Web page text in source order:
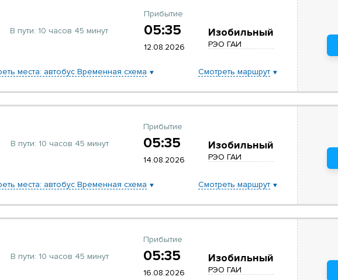
В пути: 10 часов 45 минут
Прибытие
05:35
12.08.2026
Изобильный
РЭО ГАИ
места: автобус Временная схема Смотреть маршрут
В пути: 10 часов 45 минут
Прибытие
05:35
14.08.2026
Изобильный
РЭО ГАИ
места: автобус Временная схема Смотреть маршрут
В пути: 10 часов 45 минут
Прибытие
05:35
16.08.2026
Изобильный
РЭО ГАИ